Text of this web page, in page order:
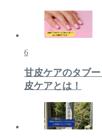
6
甘皮ケアのタブ
皮ケアとは！